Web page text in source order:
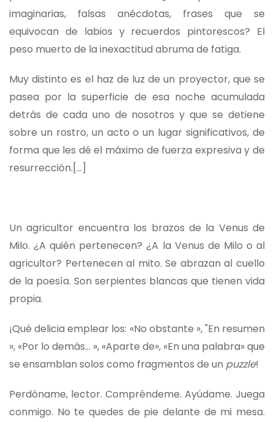
imaginarias, falsas anécdotas, frases que se
equivocan de labios y recuerdos pintorescos? El
peso muerto de la inexactitud abruma de fatiga.
Muy distinto es el haz de luz de un proyector, que se
pasea por la superficie de esa noche acumulada
detrás de cada uno de nosotros y que se detiene
sobre un rostro, un acto o un lugar significativos, de
forma que les dé el máximo de fuerza expresiva y de
resurrección.[...]
Un agricultor encuentra los brazos de la Venus de
Milo. ¿A quién pertenecen? ¿A la Venus de Milo o al
agricultor? Pertenecen al mito. Se abrazan al cuello
de la poesía. Son serpientes blancas que tienen vida
propia.
¡Qué delicia emplear los: «No obstante », "En resumen
», «Por lo demás... », «Aparte de», «En una palabra» que
se ensamblan solos como fragmentos de un puzzle!
Perdóname, lector. Compréndeme. Ayúdame. Juega
conmigo. No te quedes de pie delante de mi mesa.